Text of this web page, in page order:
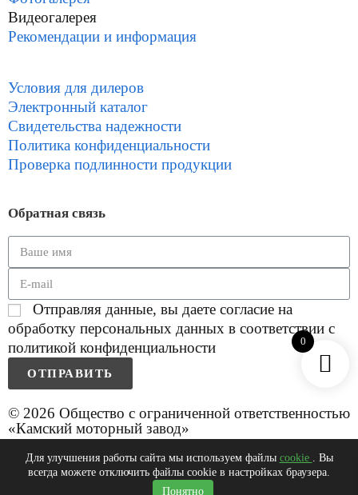
Видеогалерея
Рекомендации и информация
Условия для дилеров
Электронный каталог
Свидетельства надежности
Политика конфиденциальности
Проверка подлинности продукции
Обратная связь
Отправляя данные, вы даете согласие на
обработку персональных данных в соответствии с
политикой конфиденциальности
ОТПРАВИТЬ
© 2026 Общество с ограниченной ответственностью
«Камский моторный завод»
0
0
Для улучшения работы сайта мы используем файлы cookie . Вы
всегда можете отключить файлы cookie в настройках браузера.
Понятно